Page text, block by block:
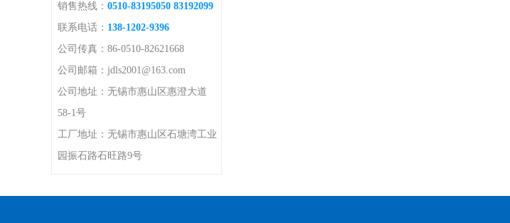
销售热线： 0510-83195050 83192099
联系电话： 138-1202-9396
公司传真：86-0510-82621668
公司邮箱：jdls2001@163.com
公司地址：无锡市惠山区惠澄大道
58-1号
工厂地址：无锡市惠山区石塘湾工业
园振石路石旺路9号